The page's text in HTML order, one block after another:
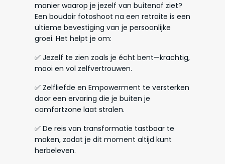
manier waarop je jezelf van buitenaf ziet?
Een boudoir fotoshoot na een retraite is een
ultieme bevestiging van je persoonlijke
groei. Het helpt je om:
✅ Jezelf te zien zoals je écht bent—krachtig,
mooi en vol zelfvertrouwen.
✅ Zelfliefde en Empowerment te versterken
door een ervaring die je buiten je
comfortzone laat stralen.
✅ De reis van transformatie tastbaar te
maken, zodat je dit moment altijd kunt
herbeleven.